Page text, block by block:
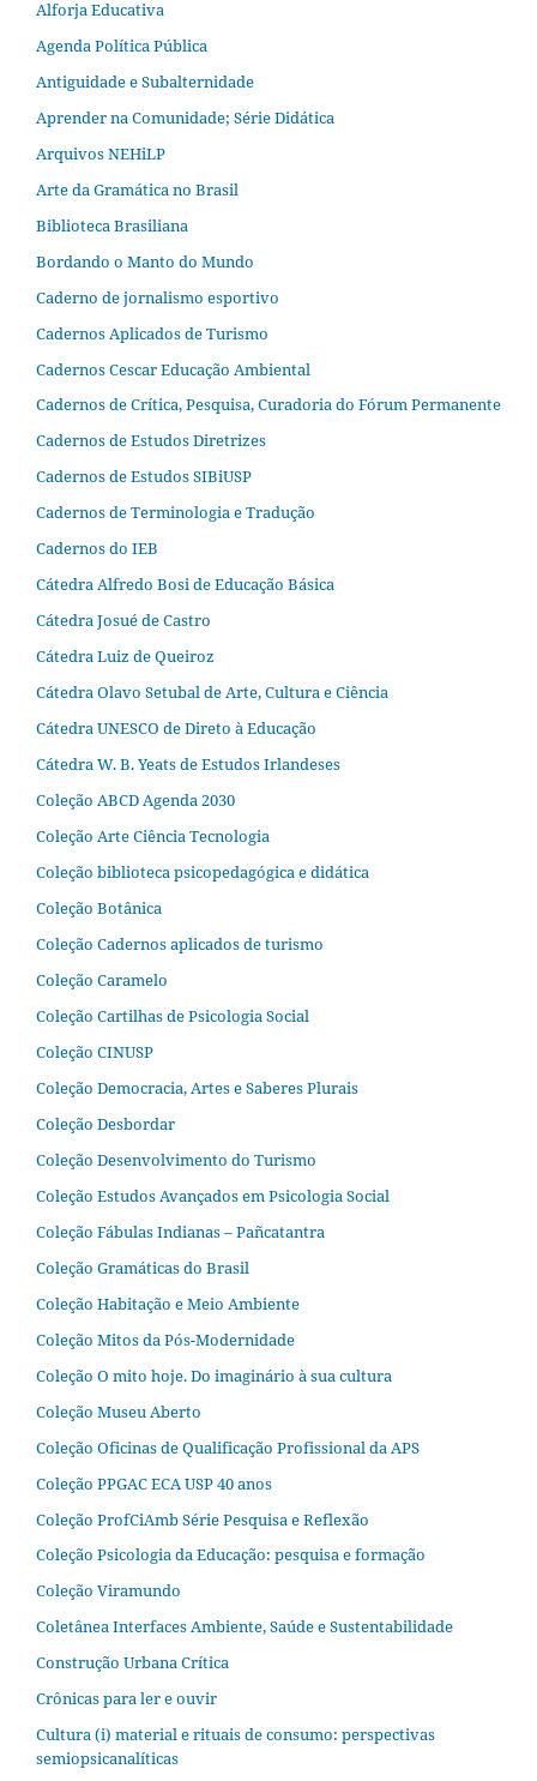
Alforja Educativa
Agenda Política Pública
Antiguidade e Subalternidade
Aprender na Comunidade; Série Didática
Arquivos NEHiLP
Arte da Gramática no Brasil
Biblioteca Brasiliana
Bordando o Manto do Mundo
Caderno de jornalismo esportivo
Cadernos Aplicados de Turismo
Cadernos Cescar Educação Ambiental
Cadernos de Crítica, Pesquisa, Curadoria do Fórum Permanente
Cadernos de Estudos Diretrizes
Cadernos de Estudos SIBiUSP
Cadernos de Terminologia e Tradução
Cadernos do IEB
Cátedra Alfredo Bosi de Educação Básica
Cátedra Josué de Castro
Cátedra Luiz de Queiroz
Cátedra Olavo Setubal de Arte, Cultura e Ciência
Cátedra UNESCO de Direto à Educação
Cátedra W. B. Yeats de Estudos Irlandeses
Coleção ABCD Agenda 2030
Coleção Arte Ciência Tecnologia
Coleção biblioteca psicopedagógica e didática
Coleção Botânica
Coleção Cadernos aplicados de turismo
Coleção Caramelo
Coleção Cartilhas de Psicologia Social
Coleção CINUSP
Coleção Democracia, Artes e Saberes Plurais
Coleção Desbordar
Coleção Desenvolvimento do Turismo
Coleção Estudos Avançados em Psicologia Social
Coleção Fábulas Indianas – Pañcatantra
Coleção Gramáticas do Brasil
Coleção Habitação e Meio Ambiente
Coleção Mitos da Pós-Modernidade
Coleção O mito hoje. Do imaginário à sua cultura
Coleção Museu Aberto
Coleção Oficinas de Qualificação Profissional da APS
Coleção PPGAC ECA USP 40 anos
Coleção ProfCiAmb Série Pesquisa e Reflexão
Coleção Psicologia da Educação: pesquisa e formação
Coleção Viramundo
Coletânea Interfaces Ambiente, Saúde e Sustentabilidade
Construção Urbana Crítica
Crônicas para ler e ouvir
Cultura (i) material e rituais de consumo: perspectivas
semiopsicanalíticas